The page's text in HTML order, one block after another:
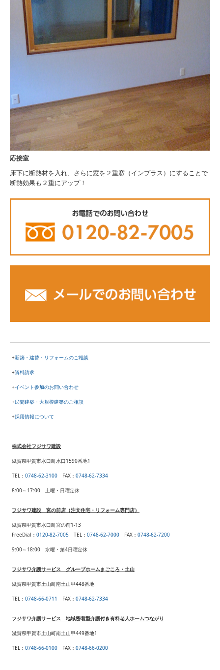
応接室
床下に断熱材を入れ、さらに窓を２重窓（インプラス）にすることで
断熱効果も２重にアップ！
+新築・建替・リフォームのご相談
+資料請求
+イベント参加のお問い合わせ
+民間建築・大規模建築のご相談
+採用情報について
株式会社フジサワ建設
滋賀県甲賀市水口町水口1590番地1
TEL ：0748-62-3100 FAX ：0748-62-7334
8:00～17:00 土曜・日曜定休
フジサワ建設 宮の前店（注文住宅・リフォーム専門店）
滋賀県甲賀市水口町宮の前1-13
FreeDial：0120-82-7005 TEL ：0748-62-7000 FAX ：0748-62-7200
9:00～18:00 水曜・第4日曜定休
フジサワ介護サービス グループホームまごころ・土山
滋賀県甲賀市土山町南土山甲448番地
TEL ：0748-66-0711 FAX ：0748-62-7334
フジサワ介護サービス 地域密着型介護付き有料老人ホームつながり
滋賀県甲賀市土山町南土山甲449番地1
TEL：0748-66-0100 FAX ：0748-66-0200